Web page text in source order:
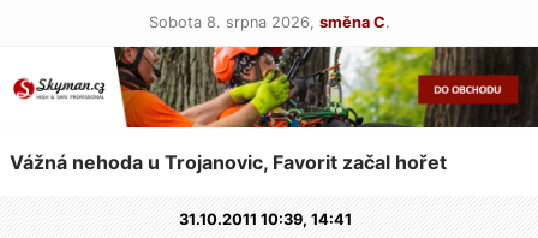
Sobota 8. srpna 2026, směna C.
Vážná nehoda u Trojanovic, Favorit začal hořet
31.10.2011 10:39, 14:41